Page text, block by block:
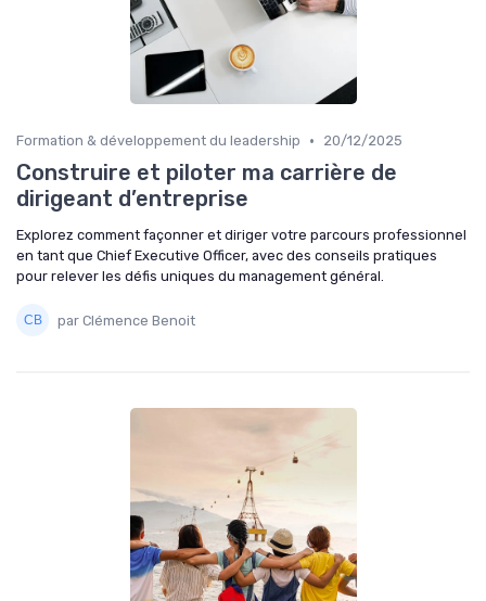
Formation & développement du leadership • 20/12/2025
Construire et piloter ma carrière de
dirigeant d’entreprise
Explorez comment façonner et diriger votre parcours professionnel
en tant que Chief Executive Officer, avec des conseils pratiques
pour relever les défis uniques du management général.
par Clémence Benoit